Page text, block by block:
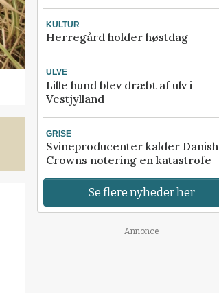
KULTUR
Herregård holder høstdag
ULVE
Lille hund blev dræbt af ulv i
Vestjylland
GRISE
Svineproducenter kalder Danish
Crowns notering en katastrofe
Se flere nyheder her
Annonce